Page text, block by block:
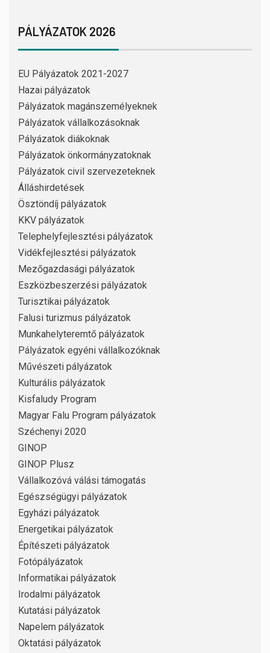
PÁLYÁZATOK 2026
EU Pályázatok 2021-2027
Hazai pályázatok
Pályázatok magánszemélyeknek
Pályázatok vállalkozásoknak
Pályázatok diákoknak
Pályázatok önkormányzatoknak
Pályázatok civil szervezeteknek
Álláshirdetések
Ösztöndíj pályázatok
KKV pályázatok
Telephelyfejlesztési pályázatok
Vidékfejlesztési pályázatok
Mezőgazdasági pályázatok
Eszközbeszerzési pályázatok
Turisztikai pályázatok
Falusi turizmus pályázatok
Munkahelyteremtő pályázatok
Pályázatok egyéni vállalkozóknak
Művészeti pályázatok
Kulturális pályázatok
Kisfaludy Program
Magyar Falu Program pályázatok
Széchenyi 2020
GINOP
GINOP Plusz
Vállalkozóvá válási támogatás
Egészségügyi pályázatok
Egyházi pályázatok
Energetikai pályázatok
Építészeti pályázatok
Fotópályázatok
Informatikai pályázatok
Irodalmi pályázatok
Kutatási pályázatok
Napelem pályázatok
Oktatási pályázatok